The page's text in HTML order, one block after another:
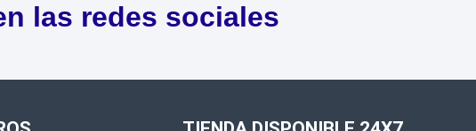
las redes sociales